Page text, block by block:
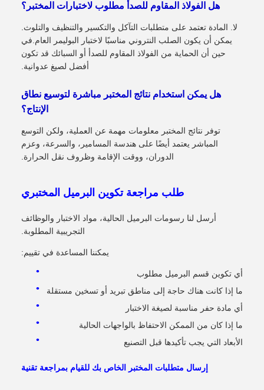
هل الفولاذ المقاوم للصدأ مطلوب لاختبارات المختبر؟
لا. المادة تعتمد على متطلبات التآكل والتكسير والتنظيف والتلوث.
يمكن أن يكون الصلب النتروني مناسبًا لاختبار البوليمر العام.في
حين أن الحماية من الفولاذ المقاوم للصدأ أو السبائك قد تكون
أفضل لصيغ عدوانية.
هل يمكن استخدام نتائج المختبر مباشرة لتوسيع نطاق
الإنتاج؟
توفر نتائج المختبر معلومات مهمة عن العملية، ولكن التوسع
المباشر يعتمد أيضًا على هندسة المسامير، والسرعة، وعزم
الدوران، ووقت الإقامة وظروف نقل الحرارة.
طلب مراجعة تكوين البرميل المختبري
أرسل لنا رسومات البرميل الحالية، مواد الاختبار والوظائف
التجريبية المطلوبة.
يمكننا المساعدة في تقييم:
أي تكوين قسم البرميل مطلوب
ما إذا كانت هناك حاجة إلى مناطق تبريد أو تسخين مستقلة
أي مادة حفر مناسبة لصيغة الاختبار
ما إذا كان من الممكن الاحتفاظ بالواجهات الحالية
الأبعاد التي يجب تأكيدها قبل التصنيع
إرسال متطلبات المختبر الخاص بك للقيام بمراجعة تقنية